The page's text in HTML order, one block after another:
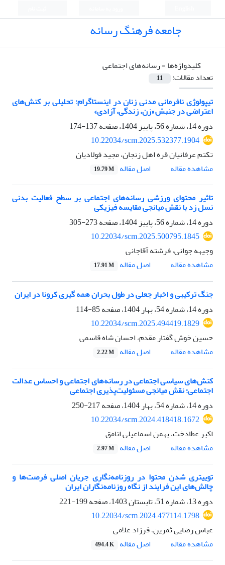
جامعه فرهنگ رسانه
کلیدواژه‌ها =رسانه‌های اجتماعی
تعداد مقالات:
11
تیپولوژی نافرمانی مدنی زنان در اینستاگرام: تحلیلی بر کنش‌های
اعتراضی در جنبش «زن، زندگی، آزادی»
دوره 14، شماره 56، پاییز 1404، صفحه
137-174
10.22034/scm.2025.532377.1904
تکتم عرفانیان قره اهل زنجان، مجید فولادیان
مشاهده مقاله
اصل مقاله 19.79 M
تاثیر محتوای ورزشی رسانه‌های اجتماعی بر سطح فعالیت بدنی
نسل زد با نقش میانجی مقایسه فیزیکی
دوره 14، شماره 56، پاییز 1404، صفحه
273-305
10.22034/scm.2025.500795.1845
وجیهه جوانی، فرشته آقاجانی
مشاهده مقاله
اصل مقاله 17.91 M
جنگ ترکیبی و اخبار جعلی در طول بحران همه گیری کرونا در ایران
دوره 14، شماره 54، بهار 1404، صفحه
85-114
10.22034/scm.2025.494419.1829
حسین خوش گفتار مقدم، احسان شاه قاسمی
مشاهده مقاله
اصل مقاله 2.22 M
کنش‌های سیاسی اجتماعی در رسانه‌های اجتماعی و احساس عدالت
اجتماعی؛ نقش میانجی مسئولیت‌پذیری اجتماعی
دوره 14، شماره 54، بهار 1404، صفحه
217-250
10.22034/scm.2024.418418.1672
اکبر عطادخت، بهمن اسماعیلی انامق
مشاهده مقاله
اصل مقاله 2.97 M
توییتری شدن محتوا در روزنامه‌نگاری جریان اصلی فرصت‌ها و
چالش‌های این فرایند از نگاه روزنامه‌نگاران ایران
دوره 13، شماره 51، تابستان 1403، صفحه
199-221
10.22034/scm.2024.477114.1798
عباس رضایی ثمرین، فرزاد غلامی
مشاهده مقاله
اصل مقاله 494.4 K